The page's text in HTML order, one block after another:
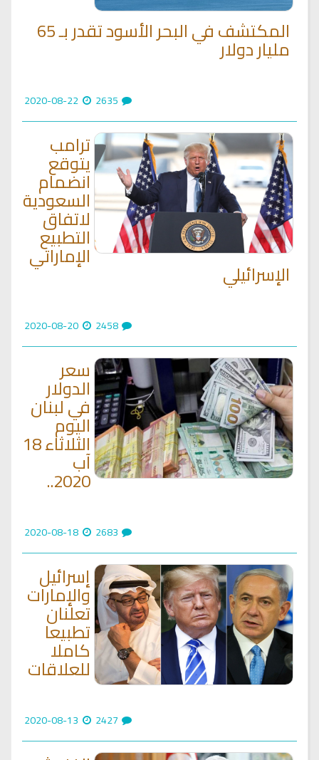
المكتشف في البحر الأسود تقدر بـ 65
مليار دولار
ترامب
يتوقع
انضمام
السعودية
لاتفاق
التطبيع
الإماراتي
الإسرائيلي
سعر
الدولار
في لبنان
اليوم
الثلاثاء 18
آب
2020..
إسرائيل
والإمارات
تعلنان
تطبيعا
كاملا
للعلاقات